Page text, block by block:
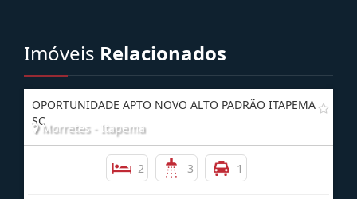
Imóveis Relacionados
OPORTUNIDADE APTO NOVO ALTO PADRÃO ITAPEMA
SCMorretes - Itapema
2 3 1